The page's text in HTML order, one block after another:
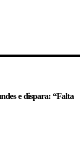
e dispara: “Falta